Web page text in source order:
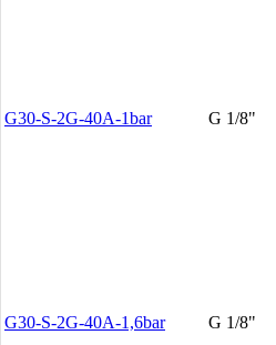
G30-S-2G-40A-1bar G 1/8"
G30-S-2G-40A-1,6bar G 1/8"